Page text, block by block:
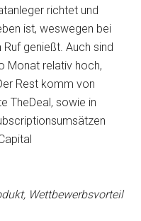
richtet und
ist, weswegen bei
genießt. Auch sind
Monat relativ hoch,
Rest komm von
TheDeal, sowie in
Wettbewerbsvorteil